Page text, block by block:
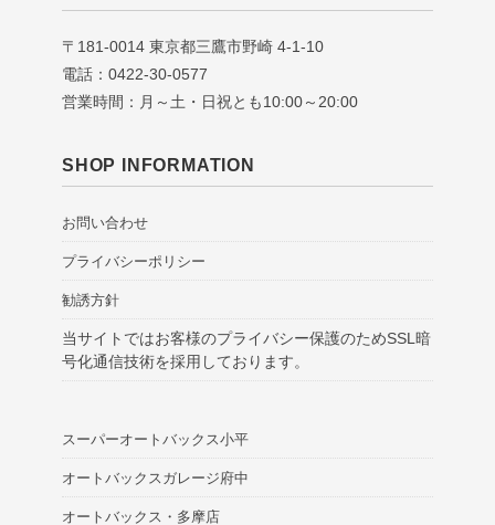
〒181-0014 東京都三鷹市野崎 4-1-10
電話：0422-30-0577
営業時間：月～土・日祝とも10:00～20:00
SHOP INFORMATION
お問い合わせ
プライバシーポリシー
勧誘方針
当サイトではお客様のプライバシー保護のためSSL暗
号化通信技術を採用しております。
スーパーオートバックス小平
オートバックスガレージ府中
オートバックス・多摩店